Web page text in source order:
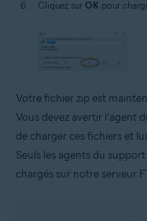
Cliquez sur OK pour
Votre fichier zip est
Vous devez avertir l’agent
de charger ces fichiers et
Seuls les agents du
chargés sur notre serveur